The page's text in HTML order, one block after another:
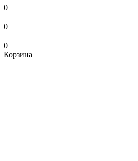
0
0
0
Корзина